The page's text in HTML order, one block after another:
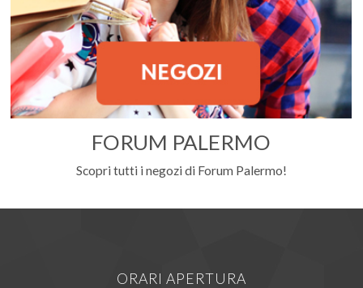
FORUM PALERMO
Scopri tutti i negozi di Forum Palermo!
ORARI APERTURA